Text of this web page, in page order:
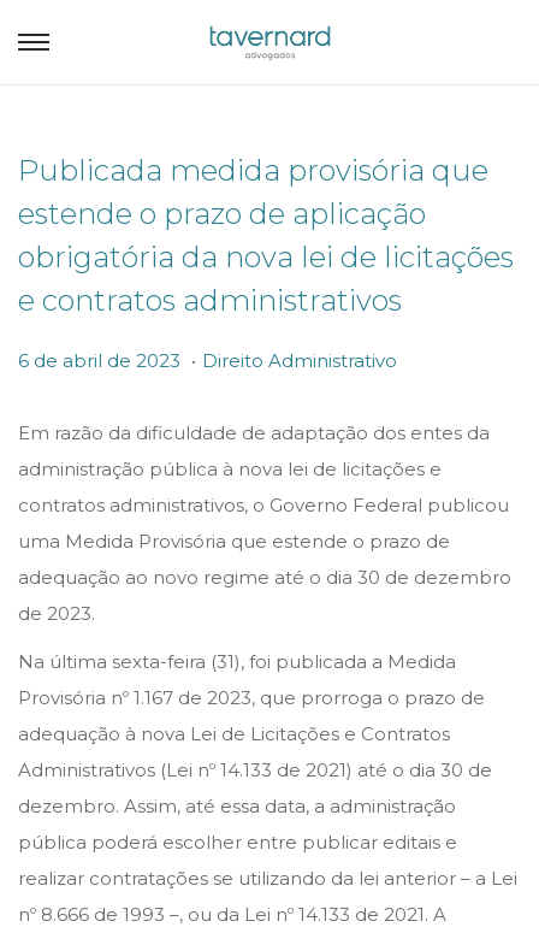
Publicada medida provisória que
estende o prazo de aplicação
obrigatória da nova lei de licitações
e contratos administrativos
P
s
t
e
d
o
n
6 de abril de 2023 6
e
a
b
r
i
. P
s
t
e
d
Direito Administrativo
Em razão da dificuldade de adaptação dos entes da
administração pública à nova lei de licitações e
contratos administrativos, o Governo Federal publicou
uma Medida Provisória que estende o prazo de
adequação ao novo regime até o dia 30 de dezembro
de 2023.
Na última sexta-feira (31), foi publicada a Medida
Provisória nº 1.167 de 2023, que prorroga o prazo de
adequação à nova Lei de Licitações e Contratos
Administrativos (Lei nº 14.133 de 2021) até o dia 30 de
dezembro. Assim, até essa data, a administração
pública poderá escolher entre publicar editais e
realizar contratações se utilizando da lei anterior – a Lei
nº 8.666 de 1993 –, ou da Lei nº 14.133 de 2021. A